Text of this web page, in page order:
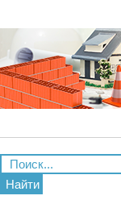
Найти